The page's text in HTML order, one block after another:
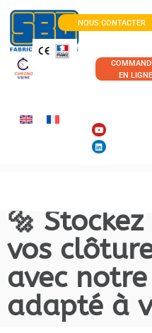
NOUS CONTACTER
EN LIGNE
🔩
vos
avec notre
adapté à